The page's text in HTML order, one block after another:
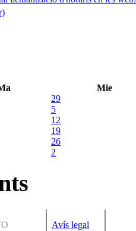
Mie
29
5
12
19
26
2
Avís legal